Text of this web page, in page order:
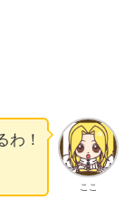
ここ
わ！